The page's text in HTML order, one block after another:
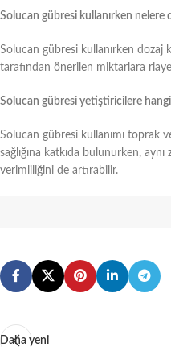
Solucan gübresi kullanırken nelere
Solucan gübresi kullanırken
tarafından önerilen miktarlara
Solucan gübresi yetiştiricilere
Solucan gübresi kullanımı toprak
sağlığına katkıda bulunurken,
verimliliğini de artırabilir.
Daha yeni